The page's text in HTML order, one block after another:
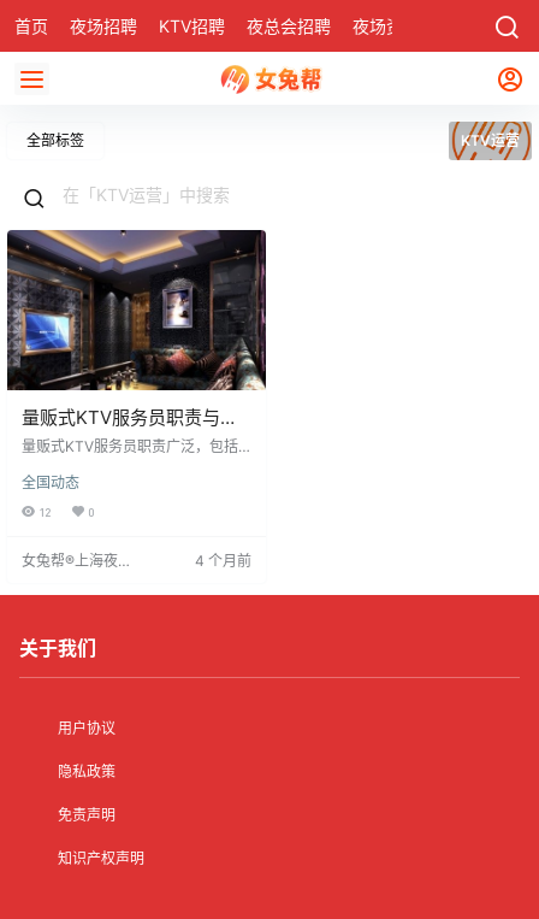
首页 夜场招聘 KTV招聘 夜总会招聘 夜场资讯 社区
全部标签 KTV运营
量贩式KTV服务员职责与
KTV管理运营技巧
量贩式KTV服务员职责广泛，包括
求、按规范布置餐厅、提供礼貌服
务并提升满意度，同时负责餐具清
售后服务。服务员需具备敬业精
语能力，学历和经验也是基本要
细工作计划，分为业务、监控和安
全体系，
全国动态
12 0
女兔帮®上海夜场
4 个月前
关于我们
用户协议
隐私政策
免责声明
知识产权声明